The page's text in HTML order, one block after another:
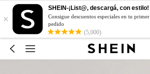
×
SHEIN-¡List@, descargá, con estilo!
Consigue descuentos especiales en tu primer
pedido
(5,000)